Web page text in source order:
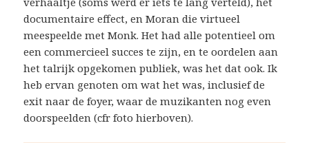
documentaire effect, en Moran die virtueel
meespeelde met Monk. Het had alle potentieel om
een commercieel succes te zijn, en te oordelen aan
het talrijk opgekomen publiek, was het dat ook. Ik
heb ervan genoten om wat het was, inclusief de
exit naar de foyer, waar de muzikanten nog even
doorspeelden (cfr foto hierboven).